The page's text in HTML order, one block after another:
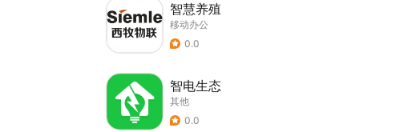
智慧养殖
移动办公
0.0
智电生态
其他
0.0